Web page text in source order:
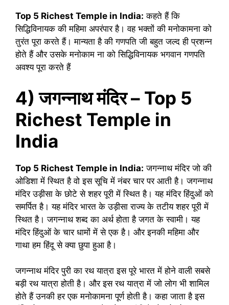
Top 5 Richest Temple in India: कहते हैं कि
सिद्धिविनायक की महिमा अपरंपार है। वह भक्तों की मनोकामना को
तुरंत पूरा करते हैं। मान्यता है की गणपति जी बहुत जल्द ही प्रशन्न
होते हैं और उसके मनोकाम ना को सिद्धिविनायक भगवान गणपति
अवश्य पूरा करते हैं
4) जगन्नाथ मंदिर – Top 5
Richest Temple in
India
Top 5 Richest Temple in India: जगन्नाथ मंदिर जो की
ओडिशा में स्थित है वो इस सूचि में नंबर चार पर आती है। जगन्नाथ
मंदिर उड़ीसा के छोटे से शहर पूरी में स्थित है। यह मंदिर हिंदुओं को
समर्पित है। यह मंदिर भारत के उड़ीसा राज्य के तटीय शहर पूरी में
स्थित है। जगन्नाथ शब्द का अर्थ होता है जगत के स्वामी। यह
मंदिर हिंदुओं के चार धामों में से एक है। और इनकी महिमा और
गाथा हम हिंदू से क्या छुपा हुआ है।
जगन्नाथ मंदिर पुरी का रथ यात्रा इस पूरे भारत में होने वाली सबसे
बड़ी रथ यात्रा होती है। और इस रथ यात्रा में जो लोग भी शामिल
होते हैं उनकी हर एक मनोकामना पूर्ण होती है। कहा जाता है इस